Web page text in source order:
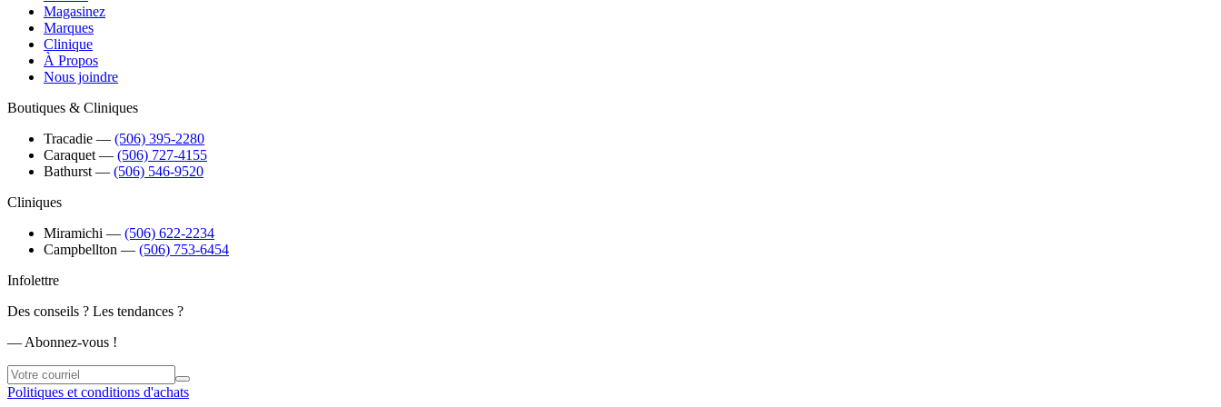
Magasinez
Marques
Clinique
À Propos
Nous joindre
Boutiques & Cliniques
Tracadie ― (506) 395-2280
Caraquet ― (506) 727-4155
Bathurst ― (506) 546-9520
Cliniques
Miramichi ― (506) 622-2234
Campbellton ― (506) 753-6454
Infolettre
Des conseils ? Les tendances ?
― Abonnez-vous !
Politiques et conditions d'achats